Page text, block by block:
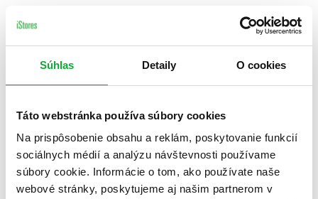
Súhlas Detaily O cookies
Táto webstránka používa súbory cookies
Na prispôsobenie obsahu a reklám, poskytovanie funkcií
sociálnych médií a analýzu návštevnosti používame
súbory cookie. Informácie o tom, ako používate naše
webové stránky, poskytujeme aj našim partnerom v